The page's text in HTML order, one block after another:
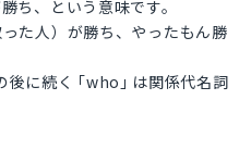
ち、という意味です。
た人）が勝ち、やったもん勝
後に続く ｢who｣ は関係代名詞